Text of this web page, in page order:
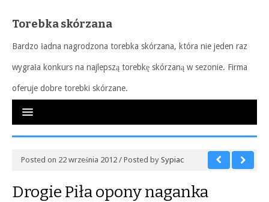
Torebka skórzana
Bardzo ładna nagrodzona torebka skórzana, która nie jeden raz
wygrała konkurs na najlepszą torebkę skórzaną w sezonie. Firma
oferuje dobre torebki skórzane.
Posted on 22 września 2012 / Posted by Sypiac
Drogie Piła opony naganka